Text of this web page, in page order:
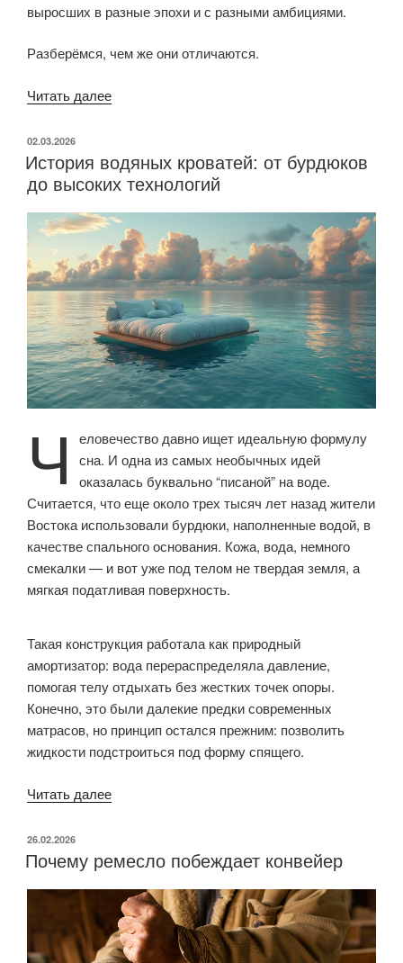
выросших в разные эпохи и с разными амбициями.
Разберёмся, чем же они отличаются.
Читать далее
ар
деко:
линия
против
геометрии
роскоши»
ОПУБЛИКОВАНО
02.03.2026
История водяных кроватей: от бурдюков
до высоких технологий
Ч
еловечество давно ищет идеальную формулу
сна. И одна из самых необычных идей
оказалась буквально “писаной” на воде.
Считается, что еще около трех тысяч лет назад жители
Востока использовали бурдюки, наполненные водой, в
качестве спального основания. Кожа, вода, немного
смекалки — и вот уже под телом не твердая земля, а
мягкая податливая поверхность.
Такая конструкция работала как природный
амортизатор: вода перераспределяла давление,
помогая телу отдыхать без жестких точек опоры.
Конечно, это были далекие предки современных
матрасов, но принцип остался прежним: позволить
жидкости подстроиться под форму спящего.
Читать далее
от
до
высоких
технологий»
ОПУБЛИКОВАНО
26.02.2026
Почему ремесло побеждает конвейер